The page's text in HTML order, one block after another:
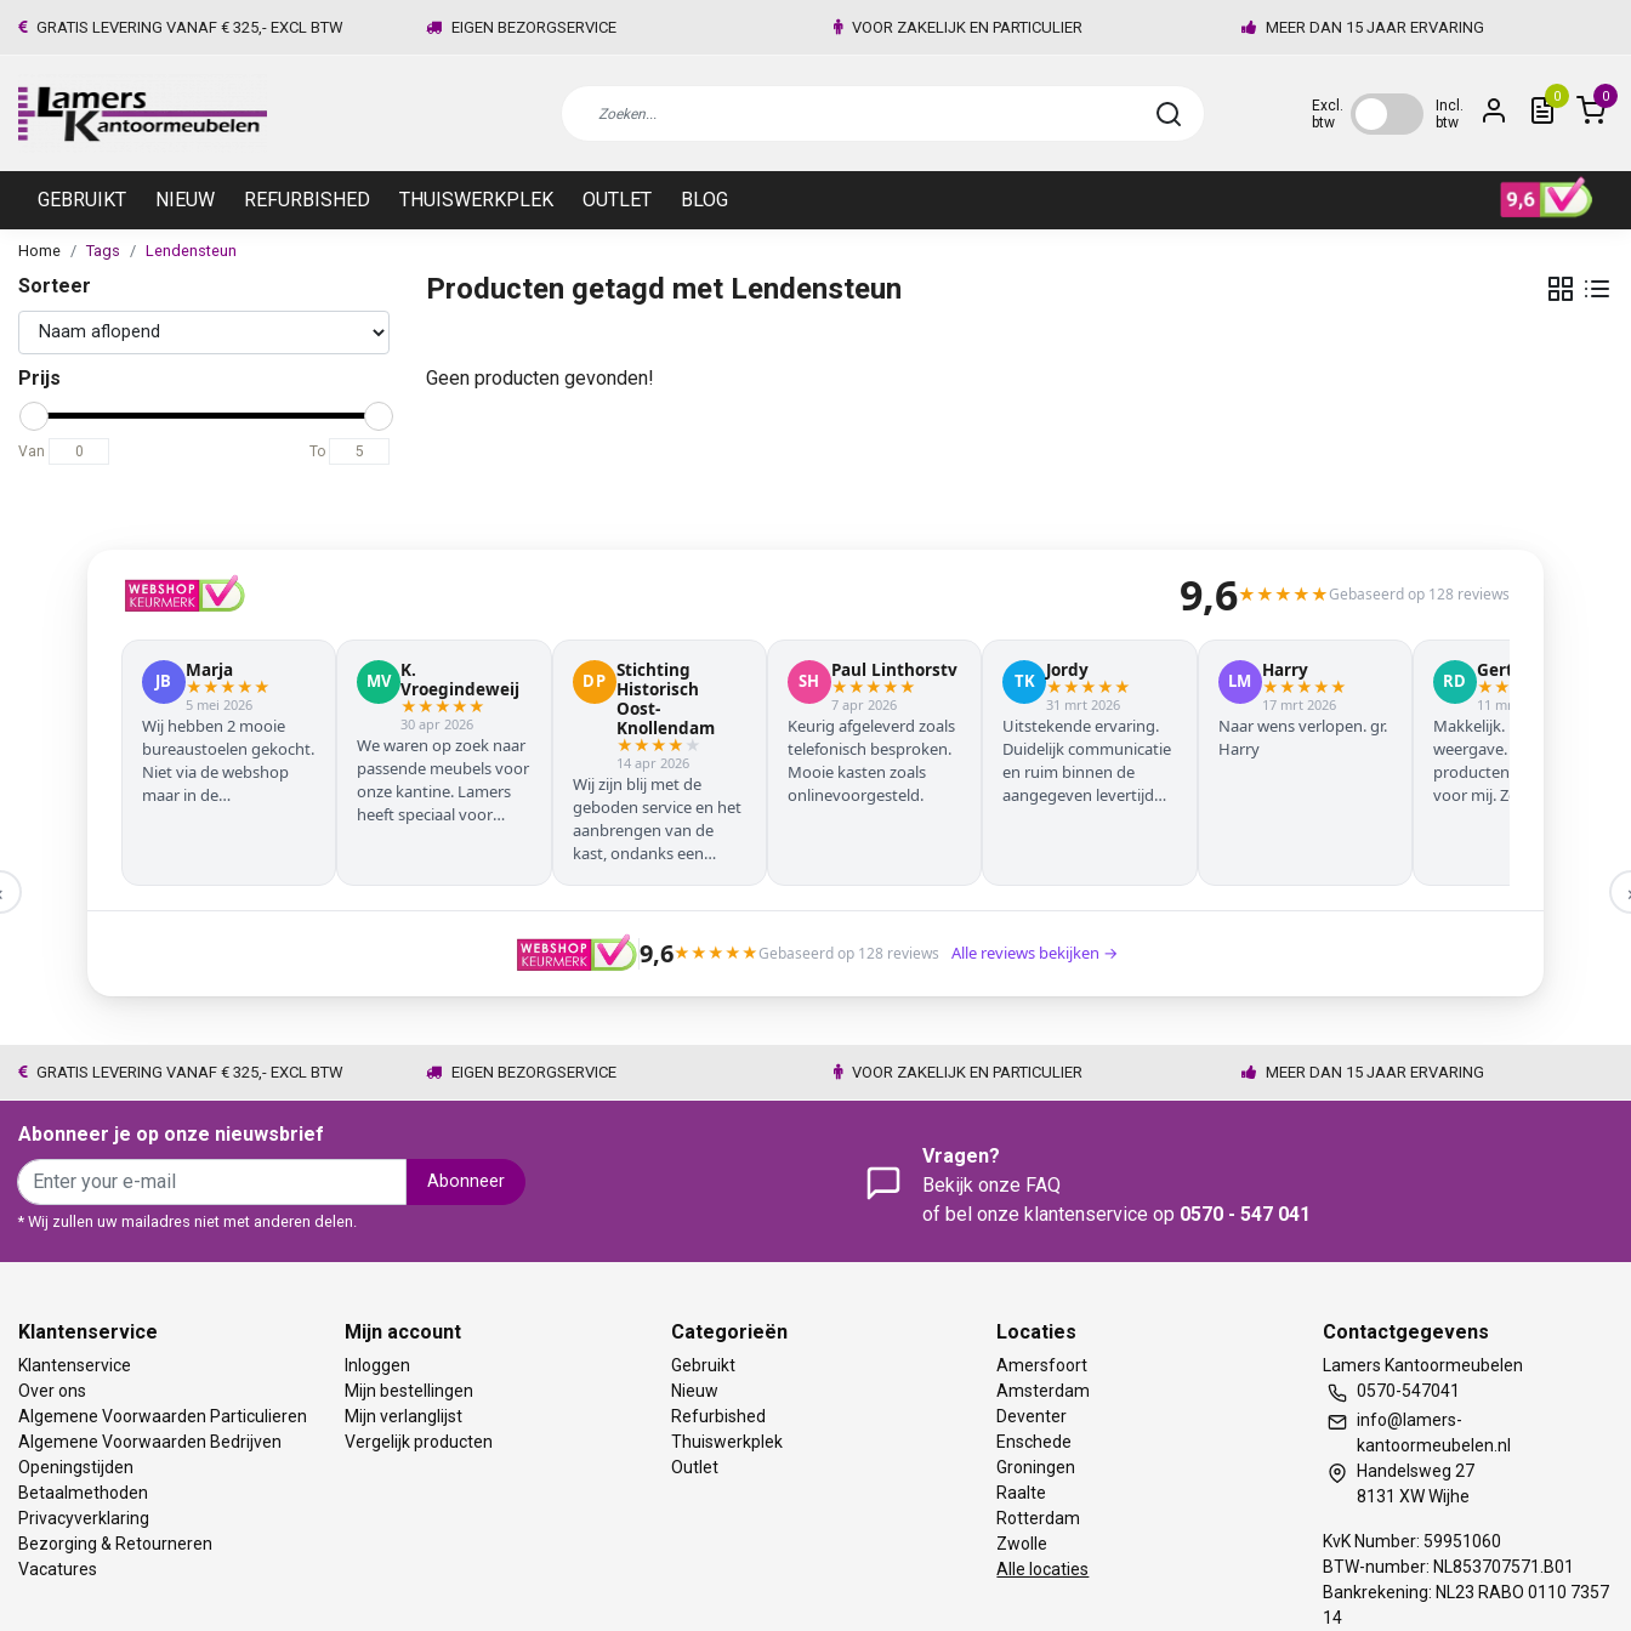
GRATIS LEVERING VANAF € 325,- EXCL BTW EIGEN BEZORGSERVICE VOOR ZAKELIJK EN PARTICULIER MEER DAN 15 JAAR ERVARING
Excl.
btw
Incl.
btw
0 0
GEBRUIKT NIEUW REFURBISHED THUISWERKPLEK OUTLET BLOG
Home Tags Lendensteun
Sorteer
Prijs
Van To
Producten getagd met Lendensteun
Geen producten gevonden!
9,6★★★★★Gebaseerd op 128 reviews
JB
Marja
★★★★★
5 mei 2026
Wij hebben 2 mooie
bureaustoelen gekocht.
Niet via de webshop
maar in de
MV
K.
Vroegindeweij
★★★★★
30 apr 2026
We waren op zoek naar
passende meubels voor
onze kantine. Lamers
heeft speciaal voor
zodat we geen beuken
met eiken door elkaar
DP
Stichting
Historisch
Oost-
Knollendam
★★★★ ★
14 apr 2026
Wij zijn blij met de
geboden service en het
aanbrengen van de
kast, ondanks een
wij dit vooraf gemeld),
maar dat ging zonder
SH
Paul Linthorstv
★★★★★
7 apr 2026
Keurig afgeleverd zoals
telefonisch besproken.
Mooie kasten zoals
onlinevoorgesteld.
TK
Jordy
★★★★★
31 mrt 2026
Uitstekende ervaring.
Duidelijk communicatie
en ruim binnen de
aangegeven levertijd
LM
Harry
★★★★★
17 mrt 2026
Naar wens verlopen. gr.
Harry
RD
Gert Jan
★★
11 mrt 2026
Makkelijk. Mooie
weergave. Goede
producten. Eerste keer
voor mij. Zeker niet de
9,6★★★★★Gebaseerd op 128 reviews Alle reviews bekijken →
GRATIS LEVERING VANAF € 325,- EXCL BTW EIGEN BEZORGSERVICE VOOR ZAKELIJK EN PARTICULIER MEER DAN 15 JAAR ERVARING
Abonneer je op onze nieuwsbrief
Abonneer
* Wij zullen uw mailadres niet met anderen delen.
Vragen?
Bekijk onze FAQ
of bel onze klantenservice op 0570 - 547 041
Klantenservice
Klantenservice
Over ons
Algemene Voorwaarden Particulieren
Algemene Voorwaarden Bedrijven
Openingstijden
Betaalmethoden
Privacyverklaring
Bezorging & Retourneren
Vacatures
Mijn account
Inloggen
Mijn bestellingen
Mijn verlanglijst
Vergelijk producten
Categorieën
Gebruikt
Nieuw
Refurbished
Thuiswerkplek
Outlet
Locaties
Amersfoort
Amsterdam
Deventer
Enschede
Groningen
Raalte
Rotterdam
Zwolle
Alle locaties
Contactgegevens
Lamers Kantoormeubelen
0570-547041
info@lamers-
kantoormeubelen.nl
Handelsweg 27
8131 XW Wijhe
KvK Number: 59951060
BTW-number: NL853707571.B01
Bankrekening: NL23 RABO 0110 7357
14